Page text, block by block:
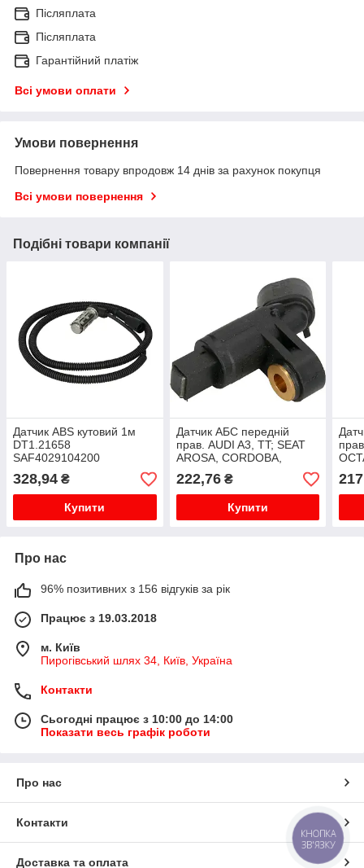
Післяплата
Післяплата
Гарантійний платіж
Всі умови оплати
Умови повернення
Повернення товару впродовж 14 днів за рахунок покупця
Всі умови повернення
Подібні товари компанії
Датчик ABS кутовий 1м
DT1.21658
SAF4029104200
328,94 ₴
Купити
Датчик АБС передній
прав. AUDI A3, TT; SEAT
AROSA, CORDOBA,
CORDOBA VARIO, IBIZA II,
INCA, LEON, TOLEDO I,
TOLEDO II; SKODA OCT...
222,76₴
Купити
Про нас
96% позитивних з 156 відгуків за рік
Працює з 19.03.2018
м. Київ
Пирогівський шлях 34, Київ, Україна
Контакти
Сьогодні працює з 10:00 до 14:00
Показати весь графік роботи
Про нас
Контакти
Доставка та оплата
КНОПКА
ЗВ'ЯЗКУ